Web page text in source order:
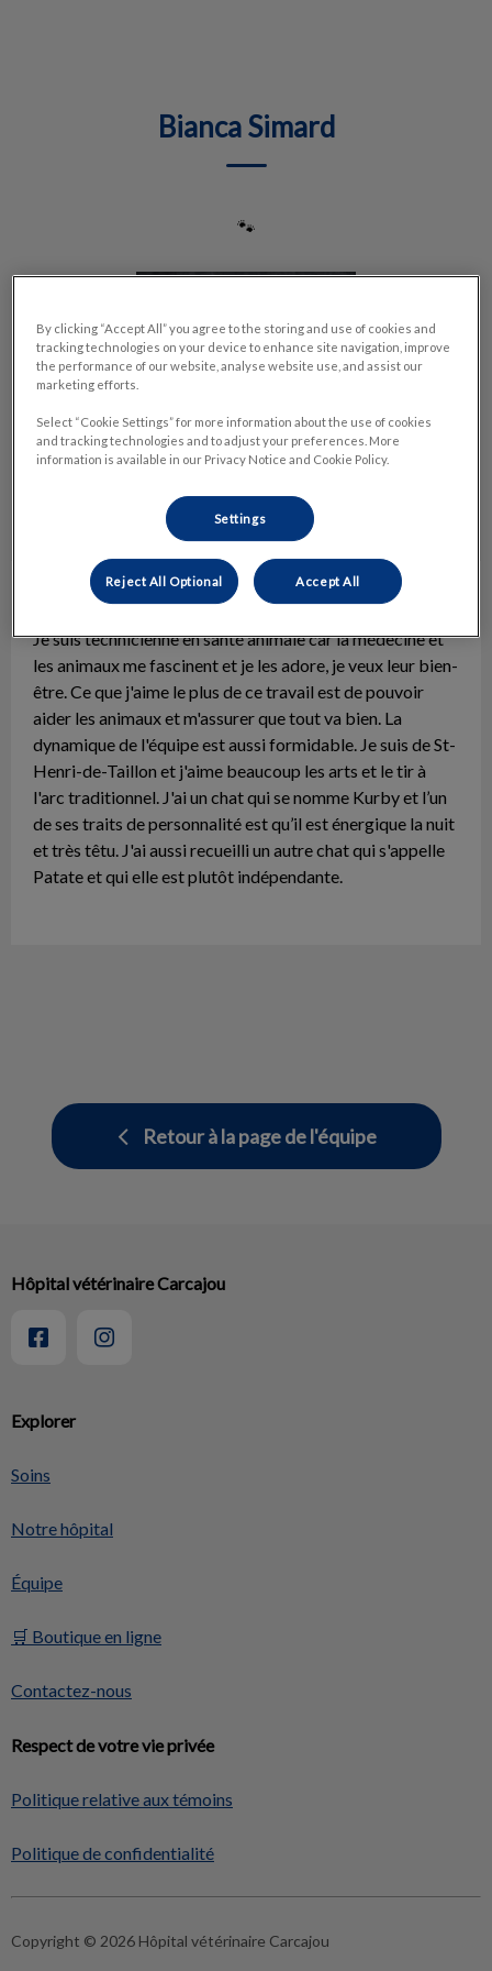
Bianca Simard
🐾
Bianca Simard Technicienne auxiliaire
Je suis technicienne en santé animale car la médecine et
les animaux me fascinent et je les adore, je veux leur bien-
être. Ce que j'aime le plus de ce travail est de pouvoir
aider les animaux et m'assurer que tout va bien. La
dynamique de l'équipe est aussi formidable. Je suis de St-
Henri-de-Taillon et j'aime beaucoup les arts et le tir à
l'arc traditionnel. J'ai un chat qui se nomme Kurby et l’un
de ses traits de personnalité est qu’il est énergique la nuit
et très têtu. J'ai aussi recueilli un autre chat qui s'appelle
Patate et qui elle est plutôt indépendante.
Retour à la page de l'équipe
Explorer
Soins
Notre hôpital
Équipe
🛒 Boutique en ligne
Contactez-nous
Respect de votre vie privée
Politique relative aux témoins
Politique de confidentialité
Hôpital vétérinaire Carcajou
Copyright © 2026 Hôpital vétérinaire Carcajou
By clicking “Accept All” you agree to the storing and use of cookies and
tracking technologies on your device to enhance site navigation, improve
the performance of our website, analyse website use, and assist our
marketing efforts.
Select “Cookie Settings” for more information about the use of cookies
and tracking technologies and to adjust your preferences. More
information is available in our Privacy Notice and Cookie Policy.
Settings
Reject All Optional Accept All